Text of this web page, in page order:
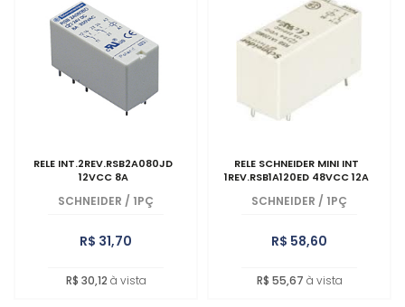
RELE INT.2REV.RSB2A080JD
12VCC 8A
SCHNEIDER / 1PÇ
R$ 31,70
R$ 30,12 à vista
RELE SCHNEIDER MINI INT
1REV.RSB1A120ED 48VCC 12A
SCHNEIDER / 1PÇ
R$ 58,60
R$ 55,67 à vista